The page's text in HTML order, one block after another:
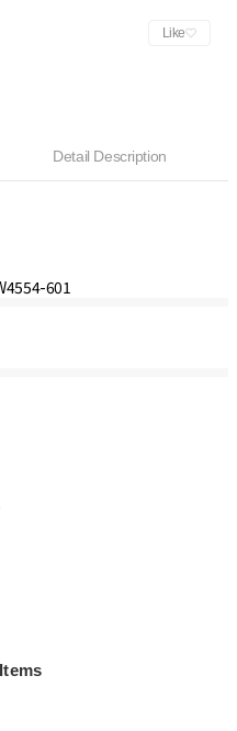
Like
Detail Description
601